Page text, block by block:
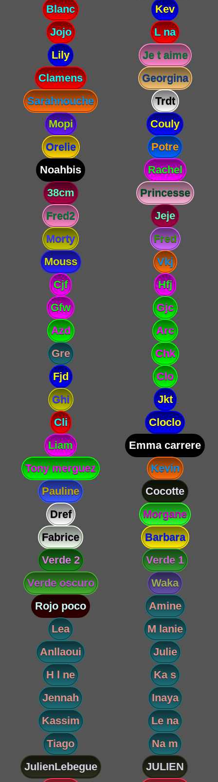
Blanc
Kev
Jojo
L na
Lily
Je t aime
Clamens
Georgina
Sarahnouche
Trdt
Mopi
Couly
Orelie
Potre
Noahbis
Rachel
38cm
Princesse
Fred2
Jeje
Morty
Fred
Mouss
Vkj
Cjf
Hfj
Gfw
Gjc
Azd
Arc
Gre
Chk
Fjd
Clo
Ghi
Jkt
Cli
Cloclo
Liam
Emma carrere
Tony merguez
Kevin
Pauline
Cocotte
Dref
Morgane
Fabrice
Barbara
Verde 2
Verde 1
Verde oscuro
Waka
Rojo poco
Amine
Lea
M lanie
Anllaoui
Julie
H l ne
Ka s
Jennah
Inaya
Kassim
Le na
Tiago
Na m
JulienLebegue
JULIEN